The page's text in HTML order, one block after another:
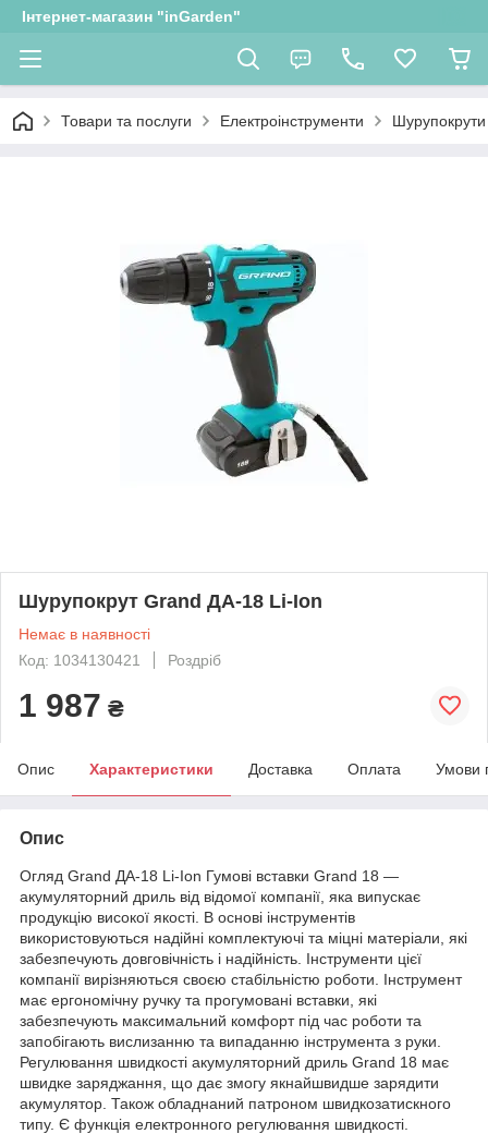
Інтернет-магазин "inGarden"
Товари та послуги Електроінструменти Шурупокрути
Шурупокрут Grand ДА-18 Li-Ion
Немає в наявності
Код: 1034130421
Роздріб
1 987 ₴
Опис Характеристики Доставка Оплата Умови
Опис
Огляд Grand ДА-18 Li-Ion Гумові вставки Grand 18 —
акумуляторний дриль від відомої компанії, яка випускає
продукцію високої якості. В основі інструментів
використовуються надійні комплектуючі та міцні матеріали, які
забезпечують довговічність і надійність. Інструменти цієї
компанії вирізняються своєю стабільністю роботи. Інструмент
має ергономічну ручку та прогумовані вставки, які
забезпечують максимальний комфорт під час роботи та
запобігають вислизанню та випаданню інструмента з руки.
Регулювання швидкості акумуляторний дриль Grand 18 має
швидке заряджання, що дає змогу якнайшвидше зарядити
акумулятор. Також обладнаний патроном швидкозатискного
типу. Є функція електронного регулювання швидкості.